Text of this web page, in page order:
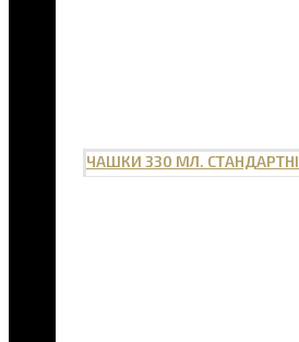
ЧАШКИ 330 МЛ. СТАНДАРТНІ